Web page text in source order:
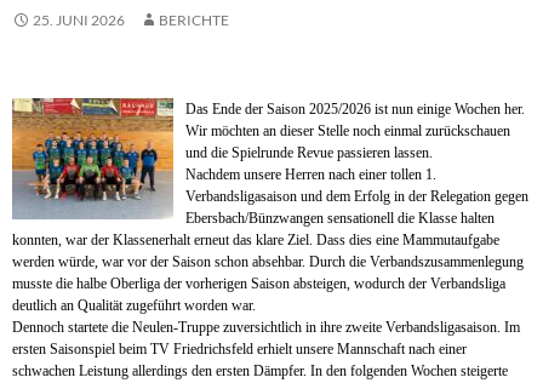
25. JUNI 2026 BERICHTE
Das Ende der Saison 2025/2026 ist nun einige Wochen her.
Wir möchten an dieser Stelle noch einmal zurückschauen
und die Spielrunde Revue passieren lassen.
Nachdem unsere Herren nach einer tollen 1.
Verbandsligasaison und dem Erfolg in der Relegation gegen
Ebersbach/Bünzwangen sensationell die Klasse halten
konnten, war der Klassenerhalt erneut das klare Ziel. Dass dies eine Mammutaufgabe
werden würde, war vor der Saison schon absehbar. Durch die Verbandszusammenlegung
musste die halbe Oberliga der vorherigen Saison absteigen, wodurch der Verbandsliga
deutlich an Qualität zugeführt worden war.
Dennoch startete die Neulen-Truppe zuversichtlich in ihre zweite Verbandsligasaison. Im
ersten Saisonspiel beim TV Friedrichsfeld erhielt unsere Mannschaft nach einer
schwachen Leistung allerdings den ersten Dämpfer. In den folgenden Wochen steigerte